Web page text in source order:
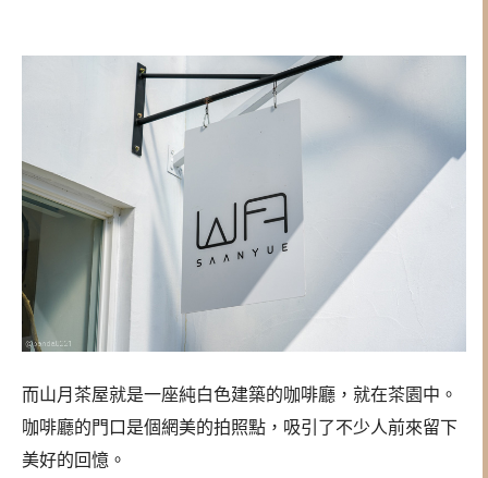
而山月茶屋就是一座純白色建築的咖啡廳，就在茶園中。
咖啡廳的門口是個網美的拍照點，吸引了不少人前來留下
美好的回憶。